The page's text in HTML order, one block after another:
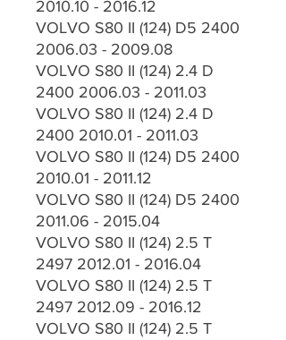
2010.10 - 2016.12
VOLVO S80 II (124) D5 2400
2006.03 - 2009.08
VOLVO S80 II (124) 2.4 D
2400 2006.03 - 2011.03
VOLVO S80 II (124) 2.4 D
2400 2010.01 - 2011.03
VOLVO S80 II (124) D5 2400
2010.01 - 2011.12
VOLVO S80 II (124) D5 2400
2011.06 - 2015.04
VOLVO S80 II (124) 2.5 T
2497 2012.01 - 2016.04
VOLVO S80 II (124) 2.5 T
2497 2012.09 - 2016.12
VOLVO S80 II (124) 2.5 T